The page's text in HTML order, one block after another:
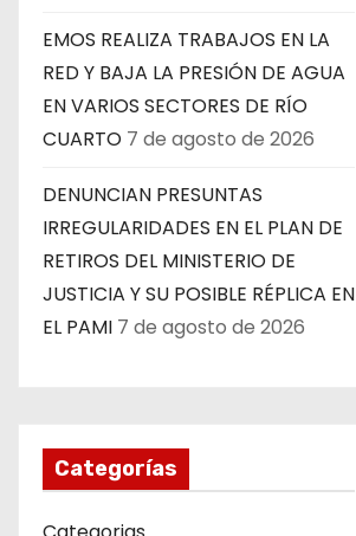
EMOS REALIZA TRABAJOS EN LA
RED Y BAJA LA PRESIÓN DE AGUA
EN VARIOS SECTORES DE RÍO
CUARTO 7 de agosto de 2026
DENUNCIAN PRESUNTAS
IRREGULARIDADES EN EL PLAN DE
RETIROS DEL MINISTERIO DE
JUSTICIA Y SU POSIBLE RÉPLICA EN
EL PAMI 7 de agosto de 2026
Categorías